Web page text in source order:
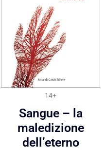
14+
Sangue – la
maledizione
dell’eterno